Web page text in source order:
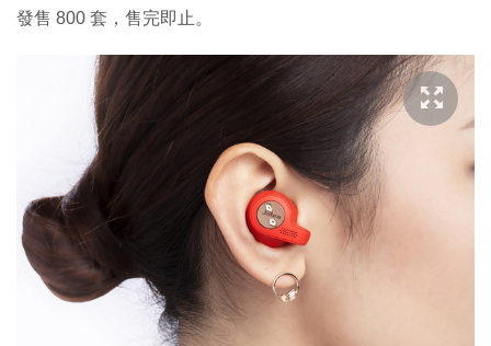
發售 800 套，售完即止。